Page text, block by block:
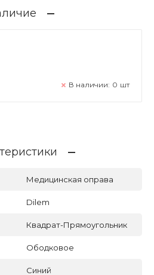
В наличии: 0 шт
Медицинская оправа
Dilem
Квадрат-Прямоугольник
Ободковое
Синий